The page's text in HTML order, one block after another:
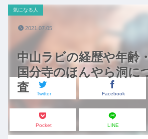
中山ラビの経歴や年齢
国分寺のほんやら洞に
査
気になる人
Twitter Facebook
Pocket LINE
2021.07.05